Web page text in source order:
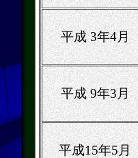
平成 3年4月
平成 9年3月
平成15年5月